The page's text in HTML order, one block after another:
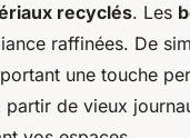
recyclés. Les
raffinées. De
une touche
de vieux